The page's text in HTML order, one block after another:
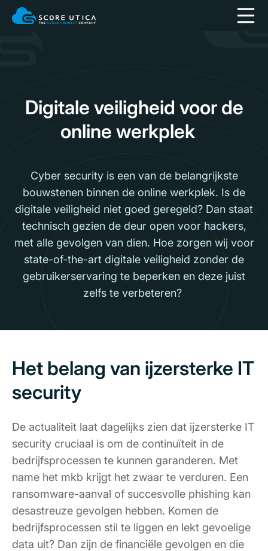
Digitale veiligheid voor de
online werkplek
Cyber security is een van de belangrijkste
bouwstenen binnen de online werkplek. Is de
digitale veiligheid niet goed geregeld? Dan staat
technisch gezien de deur open voor hackers,
met alle gevolgen van dien. Hoe zorgen wij voor
state-of-the-art digitale veiligheid zonder de
gebruikerservaring te beperken en deze juist
zelfs te verbeteren?
Het belang van ijzersterke IT
security
De actualiteit laat dagelijks zien dat ijzersterke IT
security cruciaal is om de continuïteit in de
bedrijfsprocessen te kunnen garanderen. Met
name het mkb krijgt het zwaar te verduren. Een
ransomware-aanval of succesvolle phishing kan
desastreuze gevolgen hebben. Komen de
bedrijfsprocessen stil te liggen en lekt gevoelige
data uit? Dan zijn de financiële gevolgen en die